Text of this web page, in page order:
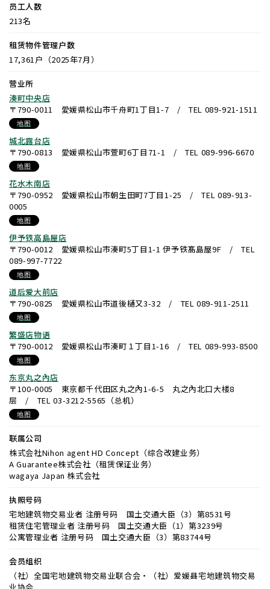
员工人数
213名
租赁物件管理户数
17,361户（2025年7月）
营业所
湊町中央店
〒790-0011 愛媛県松山市千舟町1丁目1-7 / TEL 089-921-1511
地图
城北露台店
〒790-0813 愛媛県松山市萱町6丁目71-1 / TEL 089-996-6670
地图
花水木南店
〒790-0952 愛媛県松山市朝生田町7丁目1-25 / TEL 089-913-
0005
地图
伊予铁高島屋店
〒790-0012 愛媛県松山市湊町5丁目1-1 伊予铁髙島屋9F / TEL
089-997-7722
地图
道后爱大前店
〒790-0825 愛媛県松山市道後樋又3-32 / TEL 089-911-2511
地图
繁盛店物语
〒790-0012 愛媛県松山市湊町１丁目1-16 / TEL 089-993-8500
地图
东京丸之內店
〒100-0005 東京都千代田区丸之內1-6-5 丸之內北口大楼8
层 / TEL 03-3212-5565（总机）
地图
联属公司
株式会社Nihon agent HD Concept（综合改建业务）
A Guarantee株式会社（租赁保证业务）
wagaya Japan 株式会社
执照号码
宅地建筑物交易业者 注册号码 国土交通大臣（3）第8531号
租赁住宅管理业者 注册号码 国土交通大臣（1）第3239号
公寓管理业者 注册号码 国土交通大臣（3）第83744号
会员组织
（社）全国宅地建筑物交易业联合会・（社）爱媛县宅地建筑物交易